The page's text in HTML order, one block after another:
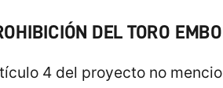
DEL TORO
4 del proyecto no